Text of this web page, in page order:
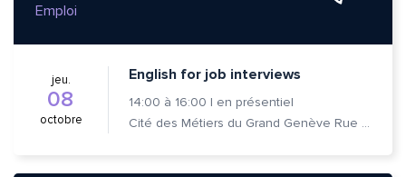
Emploi
jeu.
08
octobre
English for job interviews
14:00 à 16:00 | en présentiel
Cité des Métiers du Grand Genève Rue Prévost-Martin 6 1205 Genève